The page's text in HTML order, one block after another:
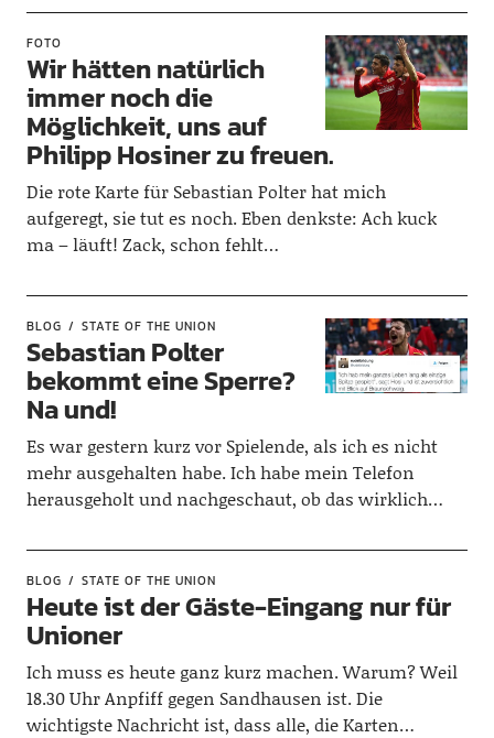
FOTO
Wir hätten natürlich
immer noch die
Möglichkeit, uns auf
Philipp Hosiner zu freuen.
Die rote Karte für Sebastian Polter hat mich
aufgeregt, sie tut es noch. Eben denkste: Ach kuck
ma – läuft! Zack, schon fehlt…
BLOG STATE OF THE UNION
Sebastian Polter
bekommt eine Sperre?
Na und!
Es war gestern kurz vor Spielende, als ich es nicht
mehr ausgehalten habe. Ich habe mein Telefon
herausgeholt und nachgeschaut, ob das wirklich…
BLOG STATE OF THE UNION
Heute ist der Gäste-Eingang nur für
Unioner
Ich muss es heute ganz kurz machen. Warum? Weil
18.30 Uhr Anpfiff gegen Sandhausen ist. Die
wichtigste Nachricht ist, dass alle, die Karten…